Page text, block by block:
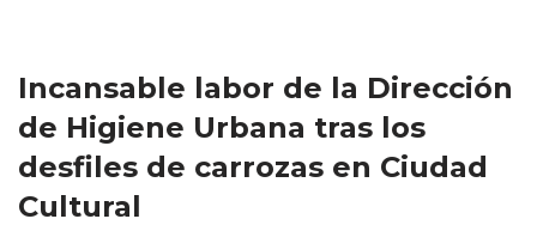
Incansable labor de la Dirección
de Higiene Urbana tras los
desfiles de carrozas en Ciudad
Cultural